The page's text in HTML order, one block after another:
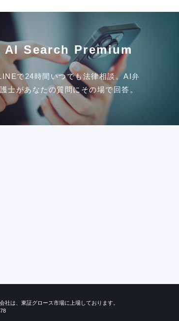
AI Search Premium
で24時間いつでも法律相談。AI弁
護士があなたの質問にその場で回答。
社は、東証グロース市場に上場しております。